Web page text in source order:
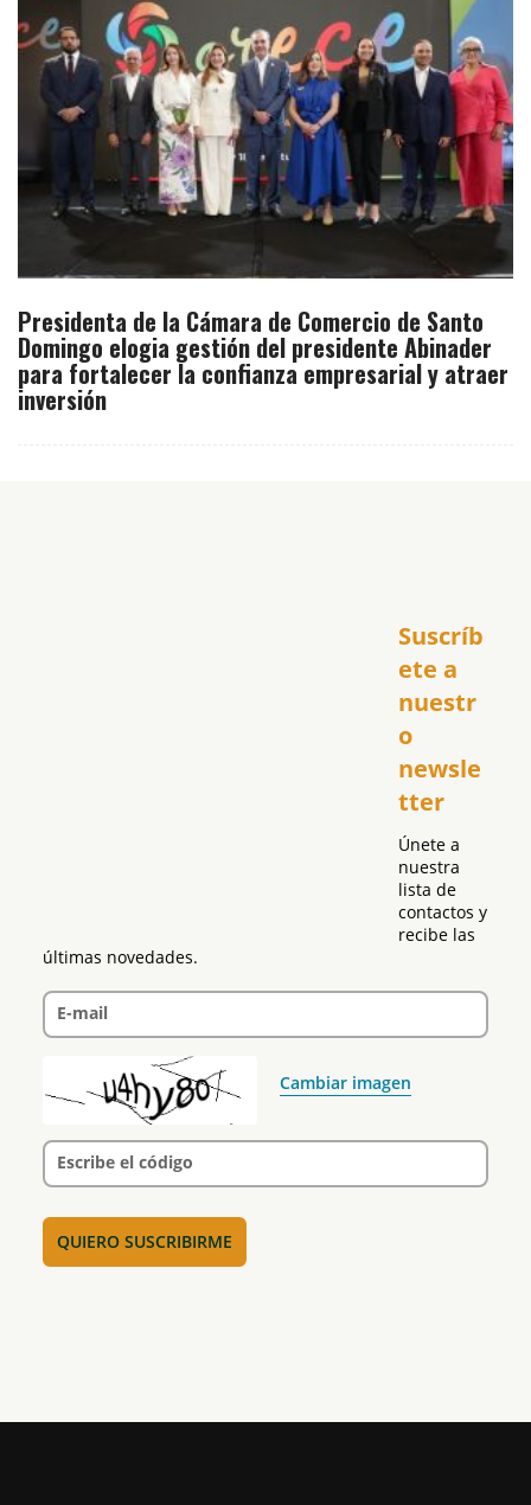
Presidenta de la Cámara de Comercio de Santo
Domingo elogia gestión del presidente Abinader
para fortalecer la confianza empresarial y atraer
inversión
Suscríb
ete a
nuestr
o
newsle
tter
Únete a
nuestra
lista de
contactos y
recibe las
últimas novedades.
E-mail
Cambiar imagen
Escribe el código